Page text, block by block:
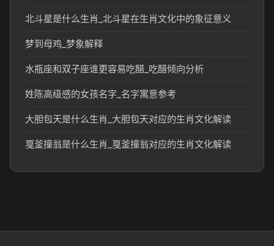
北斗星是什么生肖_北斗星在生肖文化中的象征意义
梦到母鸡_梦象解释
水瓶座和双子座谁更容易吃醋_吃醋倾向分析
姓陈高级感的女孩名字_名字寓意参考
大胆包天是什么生肖_大胆包天对应的生肖文化解读
戛釜撞翁是什么生肖_戛釜撞翁对应的生肖文化解读